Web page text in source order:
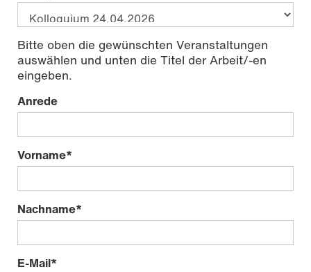
Bitte oben die gewünschten Veranstaltungen
auswählen und unten die Titel der Arbeit/-en
eingeben.
Anrede
Vorname*
Nachname*
E-Mail*